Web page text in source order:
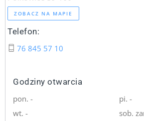
ZOBACZ NA MAPIE
Telefon:
76 845 57 10
Godziny otwarcia
pon. -
wt. -
pi. -
sob.